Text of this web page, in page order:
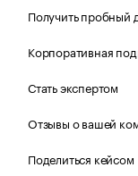
Получить пробный
Корпоративная
Стать экспертом
Отзывы о вашей
Поделиться кейсом